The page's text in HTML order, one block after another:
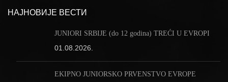
НАЈНОВИЈЕ ВЕСТИ
JUNIORI SRBIJE (do 12 godina) TREĆI U EVROPI
01.08.2026.
EKIPNO JUNIORSKO PRVENSTVO EVROPE